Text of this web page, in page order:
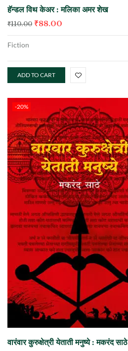
हॅन्डल विथ केअर : मलिका अमर शेख
₹110.00 ₹88.00
Fiction
ADD TO CART
-20%
वारंवार कुरुक्षेत्री येताती मनुष्ये : मकरंद साठे